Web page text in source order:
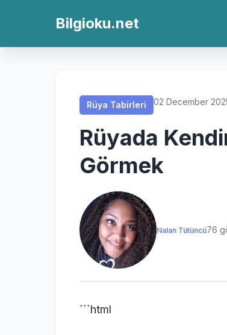
Bilgioku.net
Rüya Tabirleri 02 December
Rüyada
Görmek
Nalan Tütüncü76
```html
Rüya Tabirleri
Rüya Tabirleri
Rüya Tabirleri
Rüya Tabirleri